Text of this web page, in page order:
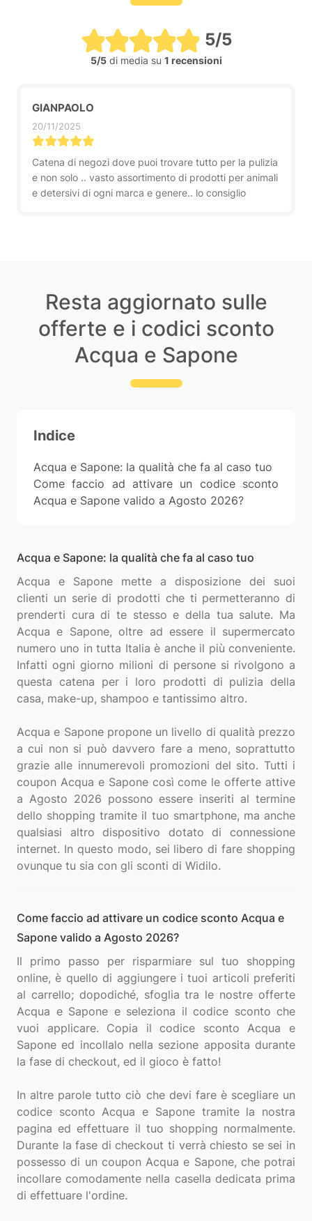
5/5
5/5di media su 1 recensioni
GIANPAOLO
20/11/2025
Catena di negozi dove puoi trovare tutto per la pulizia
e non solo .. vasto assortimento di prodotti per animali
e detersivi di ogni marca e genere.. lo consiglio
Resta aggiornato sulle
offerte e i codici sconto
Acqua e Sapone
Indice
Acqua e Sapone: la qualità che fa al caso tuo
Come faccio ad attivare un codice sconto
Acqua e Sapone valido a Agosto 2026?
Acqua e Sapone: la qualità che fa al caso tuo
Acqua e Sapone mette a disposizione dei suoi
clienti un serie di prodotti che ti permetteranno di
prenderti cura di te stesso e della tua salute. Ma
Acqua e Sapone, oltre ad essere il supermercato
numero uno in tutta Italia è anche il più conveniente.
Infatti ogni giorno milioni di persone si rivolgono a
questa catena per i loro prodotti di pulizia della
casa, make-up, shampoo e tantissimo altro.
Acqua e Sapone propone un livello di qualità prezzo
a cui non si può davvero fare a meno, soprattutto
grazie alle innumerevoli promozioni del sito. Tutti i
coupon Acqua e Sapone così come le offerte attive
a Agosto 2026 possono essere inseriti al termine
dello shopping tramite il tuo smartphone, ma anche
qualsiasi altro dispositivo dotato di connessione
internet. In questo modo, sei libero di fare shopping
Come faccio ad attivare un codice sconto Acqua e
Sapone valido a Agosto 2026?
Il primo passo per risparmiare sul tuo shopping
online, è quello di aggiungere i tuoi articoli preferiti
al carrello; dopodiché, sfoglia tra le nostre offerte
Acqua e Sapone e seleziona il codice sconto che
vuoi applicare. Copia il codice sconto Acqua e
Sapone ed incollalo nella sezione apposita durante
la fase di checkout, ed il gioco è fatto!
In altre parole tutto ciò che devi fare è scegliare un
codice sconto Acqua e Sapone tramite la nostra
pagina ed effettuare il tuo shopping normalmente.
Durante la fase di checkout ti verrà chiesto se sei in
possesso di un coupon Acqua e Sapone, che potrai
incollare comodamente nella casella dedicata prima
di effettuare l'ordine.